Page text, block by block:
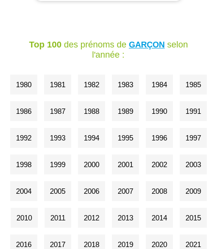
Top 100des prénoms de GARÇONselon
l'année :
1980 1981 1982 1983 1984 1985
1986 1987 1988 1989 1990 1991
1992 1993 1994 1995 1996 1997
1998 1999 2000 2001 2002 2003
2004 2005 2006 2007 2008 2009
2010 2011 2012 2013 2014 2015
2016 2017 2018 2019 2020 2021